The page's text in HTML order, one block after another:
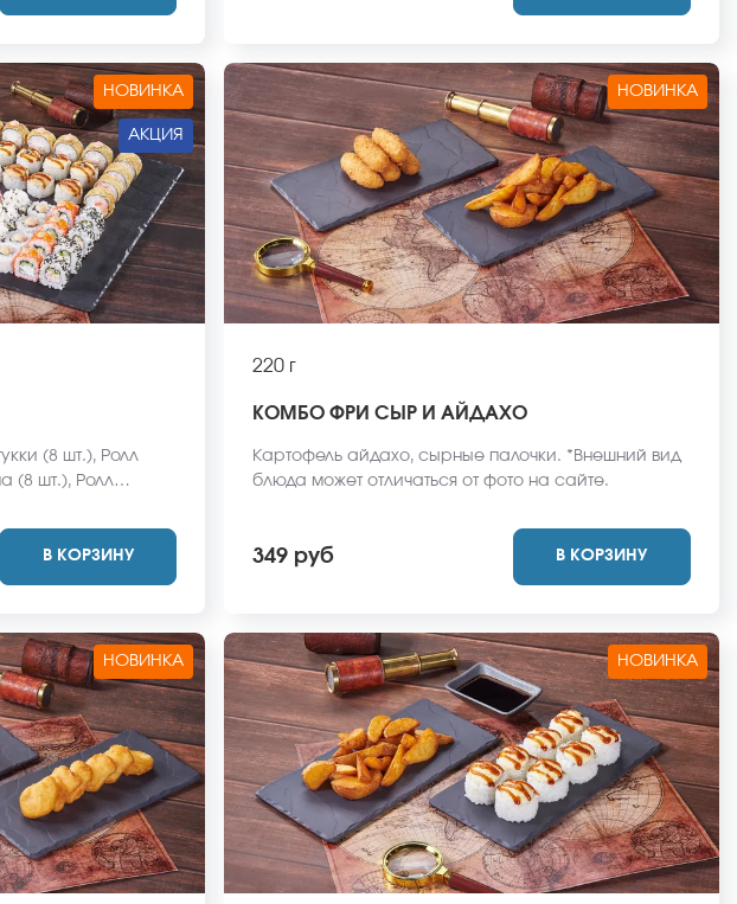
на сайте.
входят в стоимость заказа. *Внешний вид блюда
НОВИНКА
АКЦИЯ
(8 шт.), Ролл
(8 шт.), Ролл
(8 шт.), Ролл
Бангкок (8 шт.),
заказать имбирь,
отличаться от
В КОРЗИНУ
НОВИНКА
220 г
КОМБО ФРИ СЫР И АЙДАХО
Картофель айдахо, сырные палочки. *Внешний вид
блюда может отличаться от фото на сайте.
349 руб В КОРЗИНУ
НОВИНКА НОВИНКА